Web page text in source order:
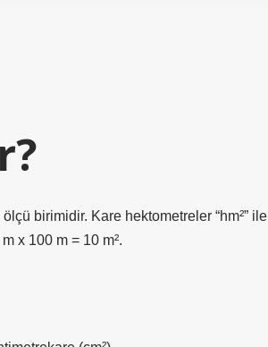
birimidir. Kare hektometreler “hm²” ile
x 100 m = 10 m².